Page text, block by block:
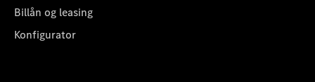
Billån og leasing
Konfigurator